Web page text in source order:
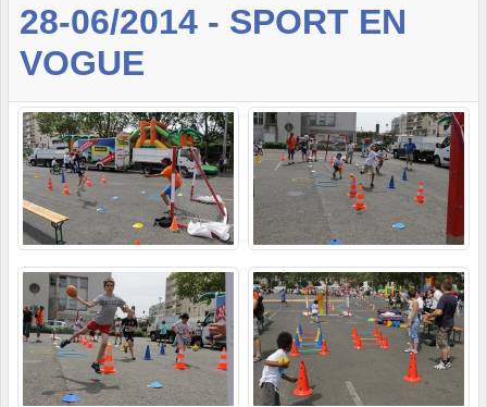
28-06/2014 - SPORT EN
VOGUE